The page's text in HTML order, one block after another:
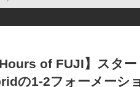
Hours of FUJI】スタ
の1-2フォーメーシ